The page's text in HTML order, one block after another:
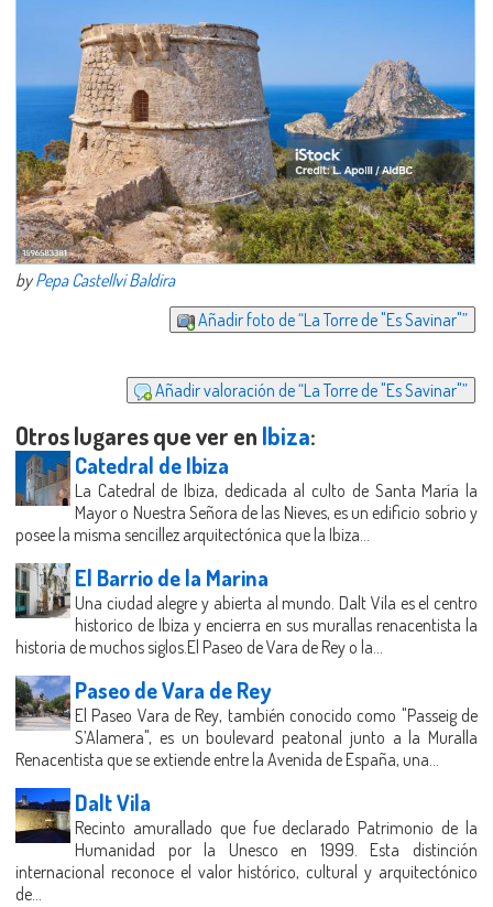
byPepa Castellvi Baldira
Añadir foto de “La Torre de "Es Savinar"”
Añadir valoración de “La Torre de "Es Savinar"”
Otros lugares que ver en Ibiza:
Catedral de Ibiza
La Catedral de Ibiza, dedicada al culto de Santa María la
Mayor o Nuestra Señora de las Nieves, es un edificio sobrio y
posee la misma sencillez arquitectónica que la Ibiza...
El Barrio de la Marina
Una ciudad alegre y abierta al mundo. Dalt Vila es el centro
historico de Ibiza y encierra en sus murallas renacentista la
historia de muchos siglos.El Paseo de Vara de Rey o la...
Paseo de Vara de Rey
El Paseo Vara de Rey, también conocido como "Passeig de
S’Alamera", es un boulevard peatonal junto a la Muralla
Renacentista que se extiende entre la Avenida de España, una...
Dalt Vila
Recinto amurallado que fue declarado Patrimonio de la
Humanidad por la Unesco en 1999. Esta distinción
internacional reconoce el valor histórico, cultural y arquitectónico
de...